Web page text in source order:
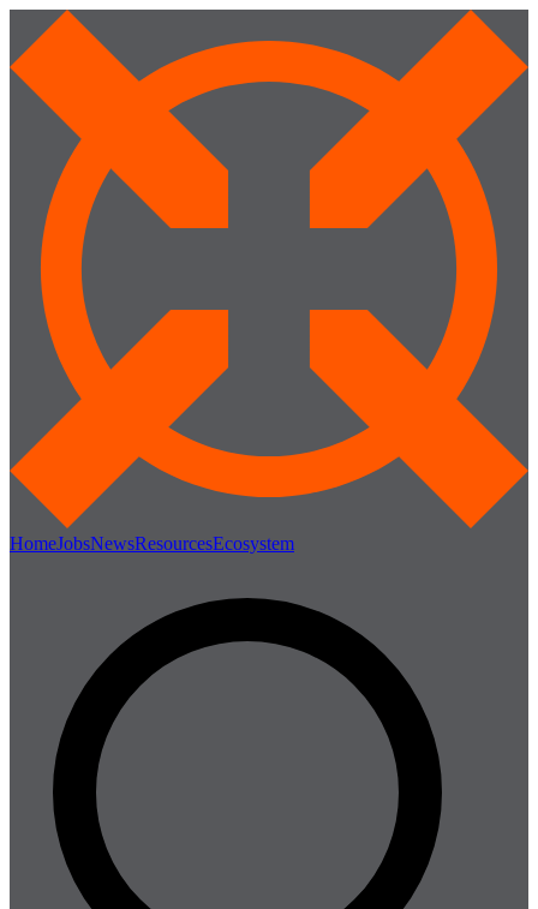
HomeJobsNewsResourcesEcosystem